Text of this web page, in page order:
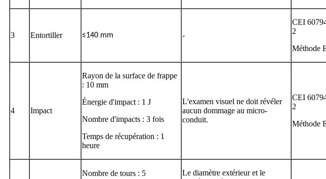
3 Entortiller ≤140 mm -
CEI
2
Méthode
4 Impact
Rayon de la surface de frappe
: 10 mm
Énergie d'impact : 1 J
Nombre d'impacts : 3 fois
Temps de récupération : 1
heure
L'examen visuel ne doit révéler
aucun dommage au micro-
conduit.
CEI
2
Méthode
Nombre de tours : 5
Le diamètre extérieur et le